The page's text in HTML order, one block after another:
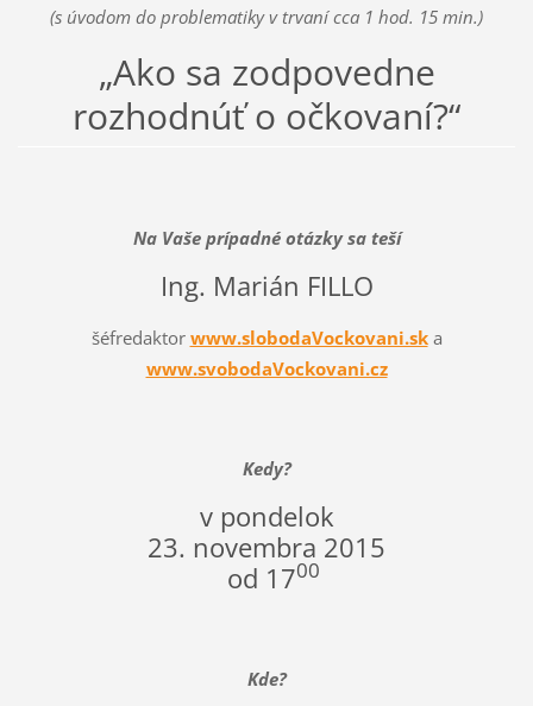
(s úvodom do problematiky v trvaní cca 1 hod. 15 min.)
„Ako sa zodpovedne
rozhodnúť o očkovaní?“
Na Vaše prípadné otázky sa teší
Ing. Marián FILLO
šéfredaktor www.slobodaVockovani.ska
www.svobodaVockovani.cz
Kedy?
v pondelok
23. novembra 2015
od 1700
Kde?